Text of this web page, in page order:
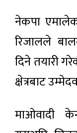
नेकपा
रिजालले
दिने तयारी
क्षेत्रबाट
माओवादी